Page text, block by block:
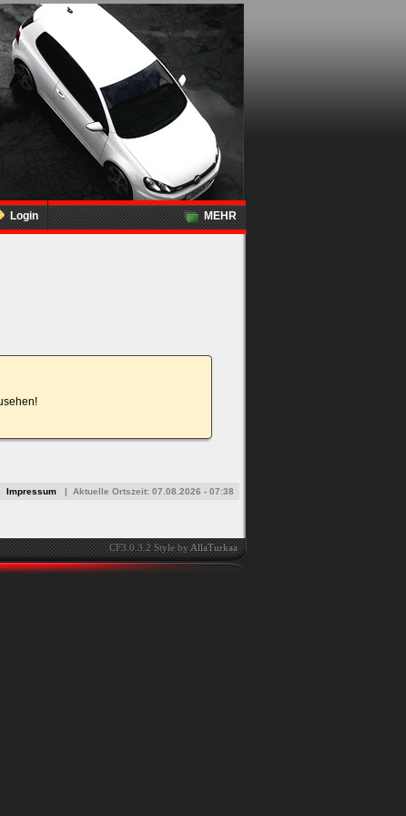
Login MEHR
Impressum | Aktuelle Ortszeit: 07.08.2026 - 07:38
CF3.0.3.2 Style byAllaTurkaa